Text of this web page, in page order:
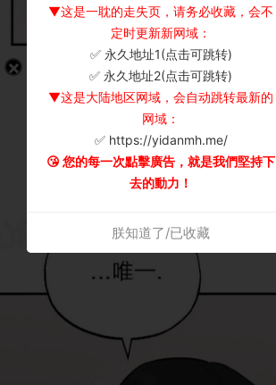
▼这是一耽的走失页，请务必收藏，会不
定时更新新网域：
✅ 永久地址1(点击可跳转)
✅ 永久地址2(点击可跳转)
▼这是大陆地区网域，会自动跳转最新的
网域：
✅ https://yidanmh.me/
😘 您的每一次點擊廣告，就是我們堅持下
去的動力！
朕知道了/已收藏
×